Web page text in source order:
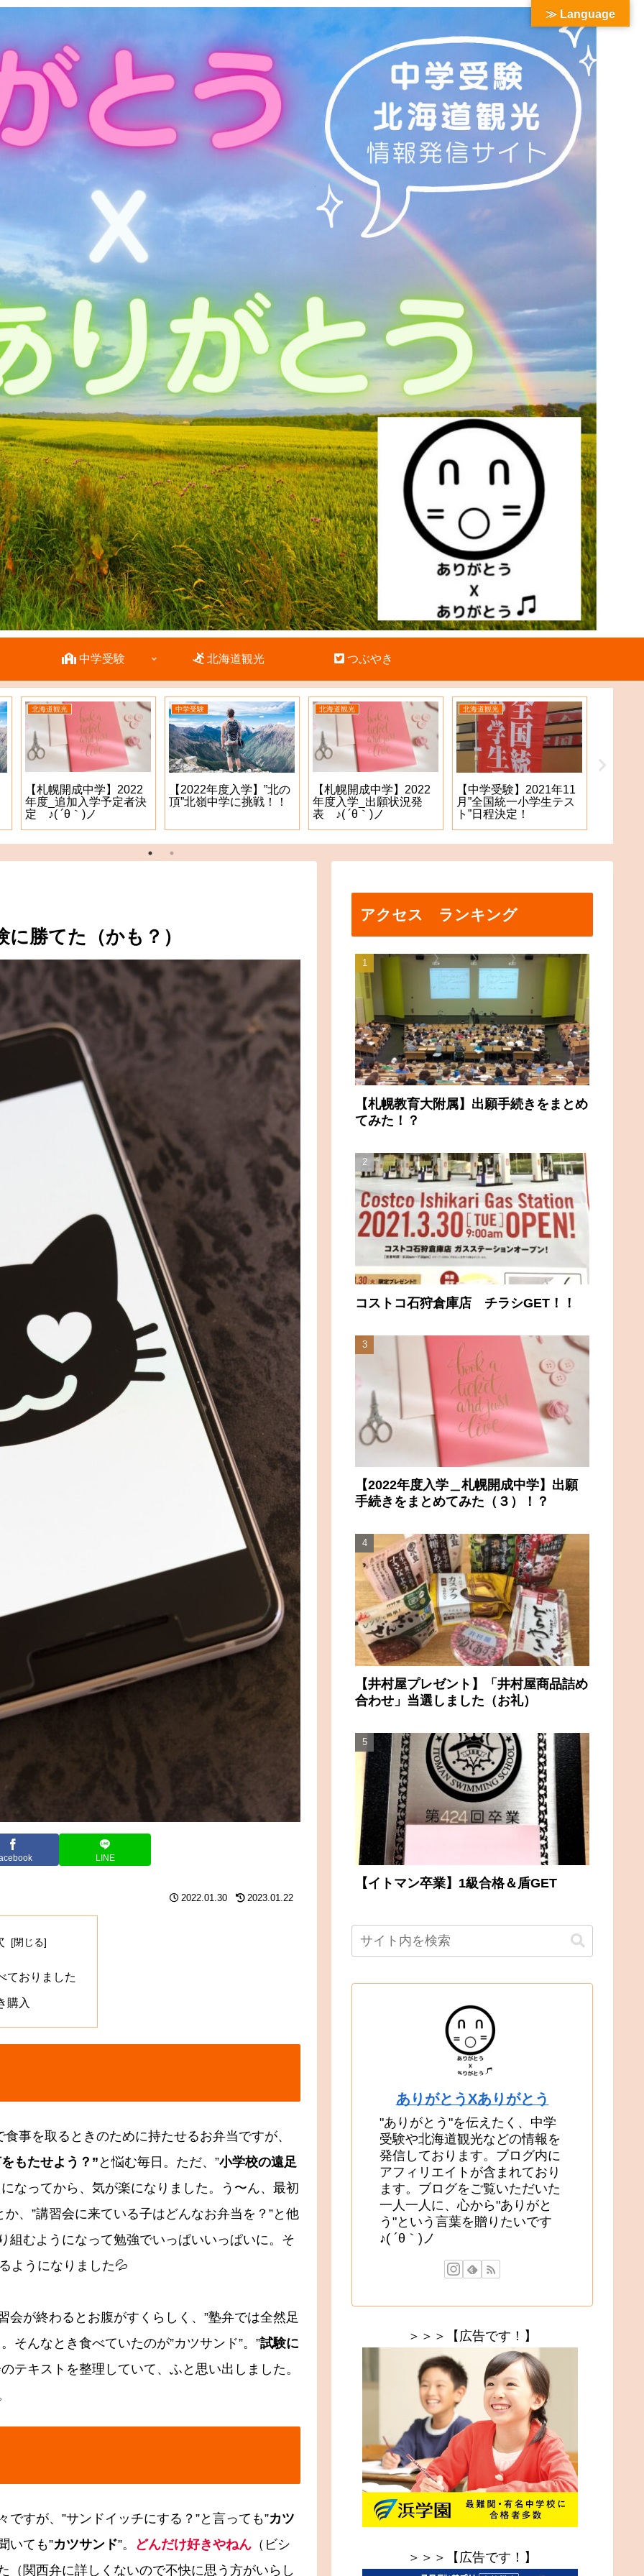
中学受験 北海道観光 つぶやき
北海道観光
【札幌開成中学】2022
年度_追加入学予定者決
定 ♪( ´θ｀)ノ
中学受験
【2022年度入学】”北の
頂”北嶺中学に挑戦！！
北海道観光
【札幌開成中学】2022
年度入学_出願状況発
表 ♪( ´θ｀)ノ
北海道観光
【中学受験】2021年11
月”全国統一小学生テス
ト”日程決定！
勝てた（かも？）
LINE
2022.01.30 2023.01.22
ておりました
購入
事を取るときのために持たせるお弁当ですが、
もたせよう？” と悩む毎日。ただ、”小学校の遠足
なってから、気が楽になりました。う〜ん、最初
、”講習会に来ている子はどんなお弁当を？”と他
組むようになって勉強でいっぱいいっぱいに。そ
ようになりました💦
が終わるとお腹がすくらしく、”塾弁では全然足
そんなとき食べていたのが”カツサンド”。”試験に
テキストを整理していて、ふと思い出しました。
すが、”サンドイッチにする？”と言っても”カツ
いても”カツサンド”。 どんだけ好きやねん （ビシ
関西弁に詳しくないので不快に思う方がいらし
アクセス ランキング
【札幌教育大附属】出願手続きをまとめ
てみた！？
コストコ石狩倉庫店 チラシGET！！
【2022年度入学＿札幌開成中学】出願
手続きをまとめてみた（３）！？
【井村屋プレゼント】「井村屋商品詰め
合わせ」当選しました（お礼）
【イトマン卒業】1級合格＆盾GET
ありがとうXありがとう
"ありがとう"を伝えたく、中学
受験や北海道観光などの情報を
発信しております。ブログ内に
アフィリエイトが含まれており
ます。ブログをご覧いただいた
一人一人に、心から"ありがと
う"という言葉を贈りたいです
♪( ´θ｀)ノ
＞＞＞【広告です！】
＞＞＞【広告です！】
≫ Language